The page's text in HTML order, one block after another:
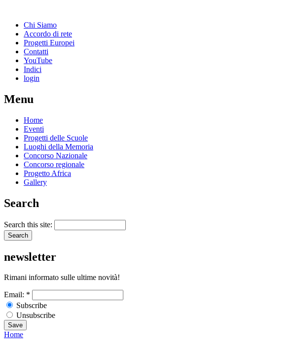
Chi Siamo
Accordo di rete
Progetti Europei
Contatti
YouTube
Indici
login
Menu
Home
Eventi
Progetti delle Scuole
Luoghi della Memoria
Concorso Nazionale
Concorso regionale
Progetto Africa
Gallery
Search
Search this site:
newsletter
Rimani informato sulle ultime novità!
Email: *
Subscribe
Unsubscribe
Home